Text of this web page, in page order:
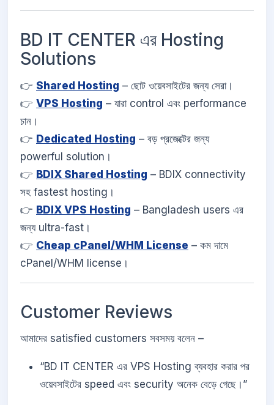
BD IT CENTER এর Hosting
Solutions
👉 Shared Hosting – ছোট ওয়েবসাইটের জন্য সেরা।
👉 VPS Hosting – যারা control এবং performance
চান।
👉 Dedicated Hosting – বড় প্রজেক্টের জন্য
powerful solution।
👉 BDIX Shared Hosting – BDIX connectivity
সহ fastest hosting।
👉 BDIX VPS Hosting – Bangladesh users এর
জন্য ultra-fast।
👉 Cheap cPanel/WHM License – কম দামে
cPanel/WHM license।
Customer Reviews
আমাদের satisfied customers সবসময় বলেন –
“BD IT CENTER এর VPS Hosting ব্যবহার করার পর
ওয়েবসাইটের speed এবং security অনেক বেড়ে গেছে।”